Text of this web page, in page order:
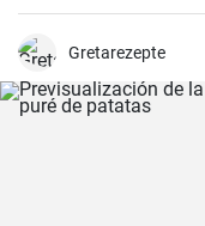
gluten o la lactosa.
Gretarezepte